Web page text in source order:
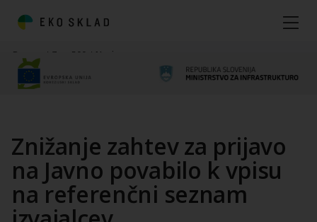
Domov / Zero500 / Novice
Znižanje zahtev za prijavo
na Javno povabilo k vpisu
na referenčni seznam